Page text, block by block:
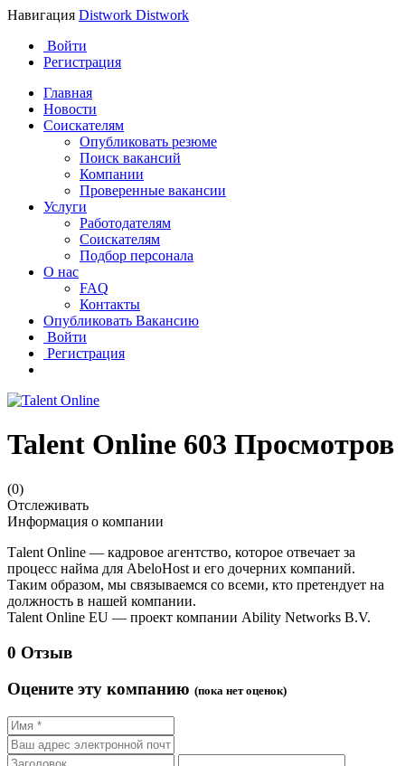
Навигация Distwork Distwork
Войти
Регистрация
Главная
Новости
Соискателям
Опубликовать резюме
Поиск вакансий
Компании
Проверенные вакансии
Услуги
Работодателям
Соискателям
Подбор персонала
О нас
FAQ
Контакты
Опубликовать Вакансию
Войти
Регистрация
Talent Online 603 Просмотров
(0)
Отслеживать
Информация о компании
Тalent Online — кадровое агентство, которое отвечает за
процесс найма для AbeloHost и его дочерних компаний.
Таким образом, мы связываемся со всеми, кто претендует на
должность в нашей компании.
Talent Online EU — проект компании Ability Networks B.V.
0 Отзыв
Оцените эту компанию (пока нет оценок)